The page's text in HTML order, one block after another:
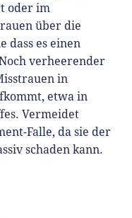
oder im
über die
dass es einen
verheerender
in
etwa in
Vermeidet
Falle, da sie der
schaden kann.